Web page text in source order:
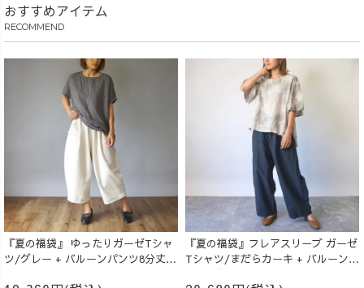
おすすめアイテム
RECOMMEND
『夏の福袋』 ゆったりガーゼTシャ
ツ/グレー + バルーンパンツ8分丈/
『夏の福袋』フレアスリーブ ガーゼ
Tシャツ/まだらカーキ + バルーンパ
ンツ/ブラック